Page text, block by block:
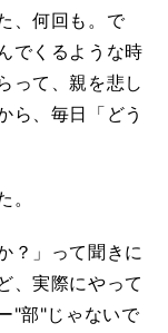
、何回も。で
でくるような時
って、親を悲し
ら、毎日「どう
？」って聞きに
、実際にやって
"部"じゃないで